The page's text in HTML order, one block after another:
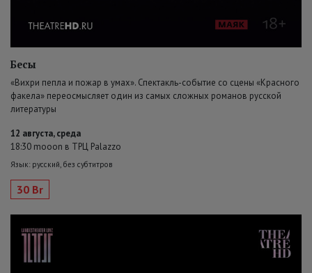
Бесы
«Вихри пепла и пожар в умах». Спектакль-событие со сцены «Красного
факела» переосмысляет один из самых сложных романов русской
литературы
12 августа, среда
18:30 mooon в ТРЦ Palazzo
Язык: русский, без субтитров
30 Br